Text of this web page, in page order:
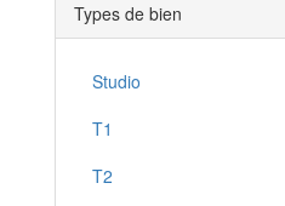
Contres
Mondoubleau
Mur-de-Sologne
Gièvres
Types de bien
Studio
T1
T2